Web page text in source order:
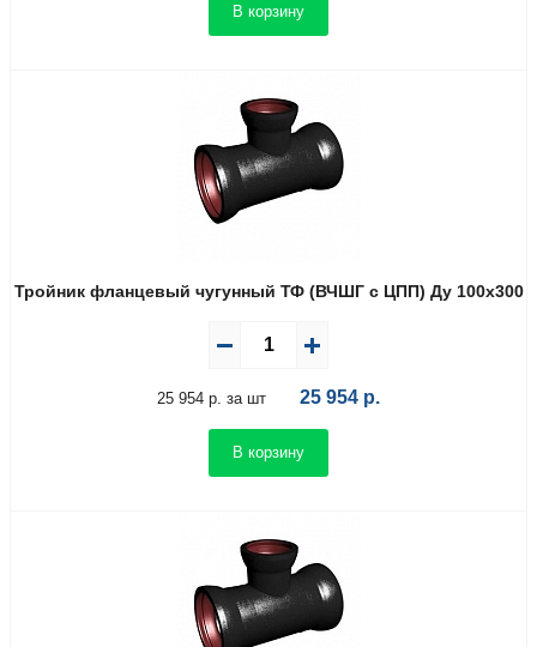
В корзину
Тройник фланцевый чугунный ТФ (ВЧШГ с ЦПП) Ду 100х300
25 954 р. за шт 25 954 р.
В корзину